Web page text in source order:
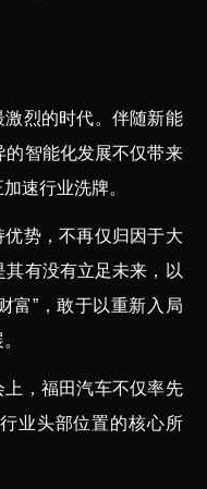
烈的时代。伴随新能
智能化发展不仅带来
速行业洗牌。
势，不再仅归因于大
有没有立足未来，以
富”，敢于以重新入局
，福田汽车不仅率先
业头部位置的核心所